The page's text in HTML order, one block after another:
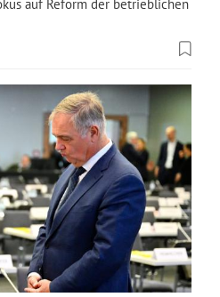
auf Reform der betrieblichen